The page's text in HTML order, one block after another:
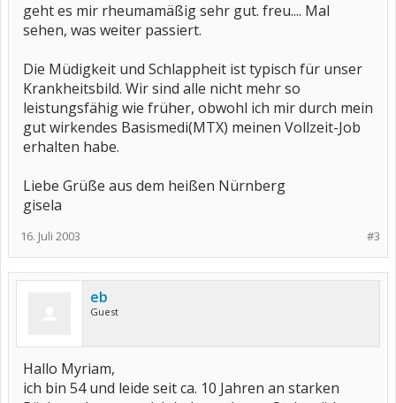
geht es mir rheumamäßig sehr gut. freu.... Mal
sehen, was weiter passiert.
Die Müdigkeit und Schlappheit ist typisch für unser
Krankheitsbild. Wir sind alle nicht mehr so
leistungsfähig wie früher, obwohl ich mir durch mein
gut wirkendes Basismedi(MTX) meinen Vollzeit-Job
erhalten habe.
Liebe Grüße aus dem heißen Nürnberg
gisela
#3
16. Juli 2003
eb
Guest
Hallo Myriam,
ich bin 54 und leide seit ca. 10 Jahren an starken